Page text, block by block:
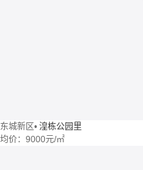
东城新区• 湟栋公园里
均价： 9000元/㎡